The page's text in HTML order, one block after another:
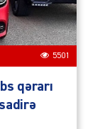
5501
qərarı